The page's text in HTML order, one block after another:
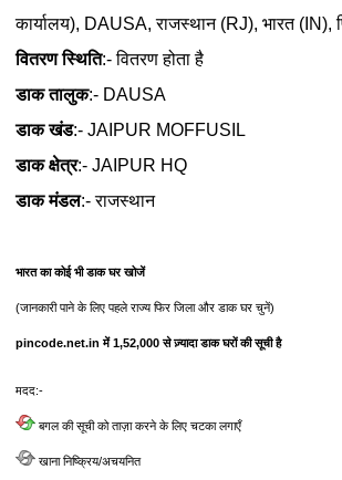
कार्यालय), DAUSA, राजस्थान (RJ), भारत (IN),
वितरण स्थिति:- वितरण होता है
डाक तालुक:- DAUSA
डाक खंड:- JAIPUR MOFFUSIL
डाक क्षेत्र:- JAIPUR HQ
डाक मंडल:- राजस्थान
भारत का कोई भी डाक घर खोजें
(जानकारी पाने के लिए पहले राज्य फिर जिला और डाक घर चुनें)
pincode.net.in में 1,52,000 से ज़्यादा डाक घरों की सूची है
मदद:-
बगल की सूची को ताज़ा करने के लिए चटका लगाएँ
खाना निष्क्रिय/अचयनित